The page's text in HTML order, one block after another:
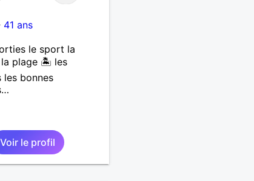
41 ans
le sport la
la plage 🏝️ les
les bonnes
Voir le profil